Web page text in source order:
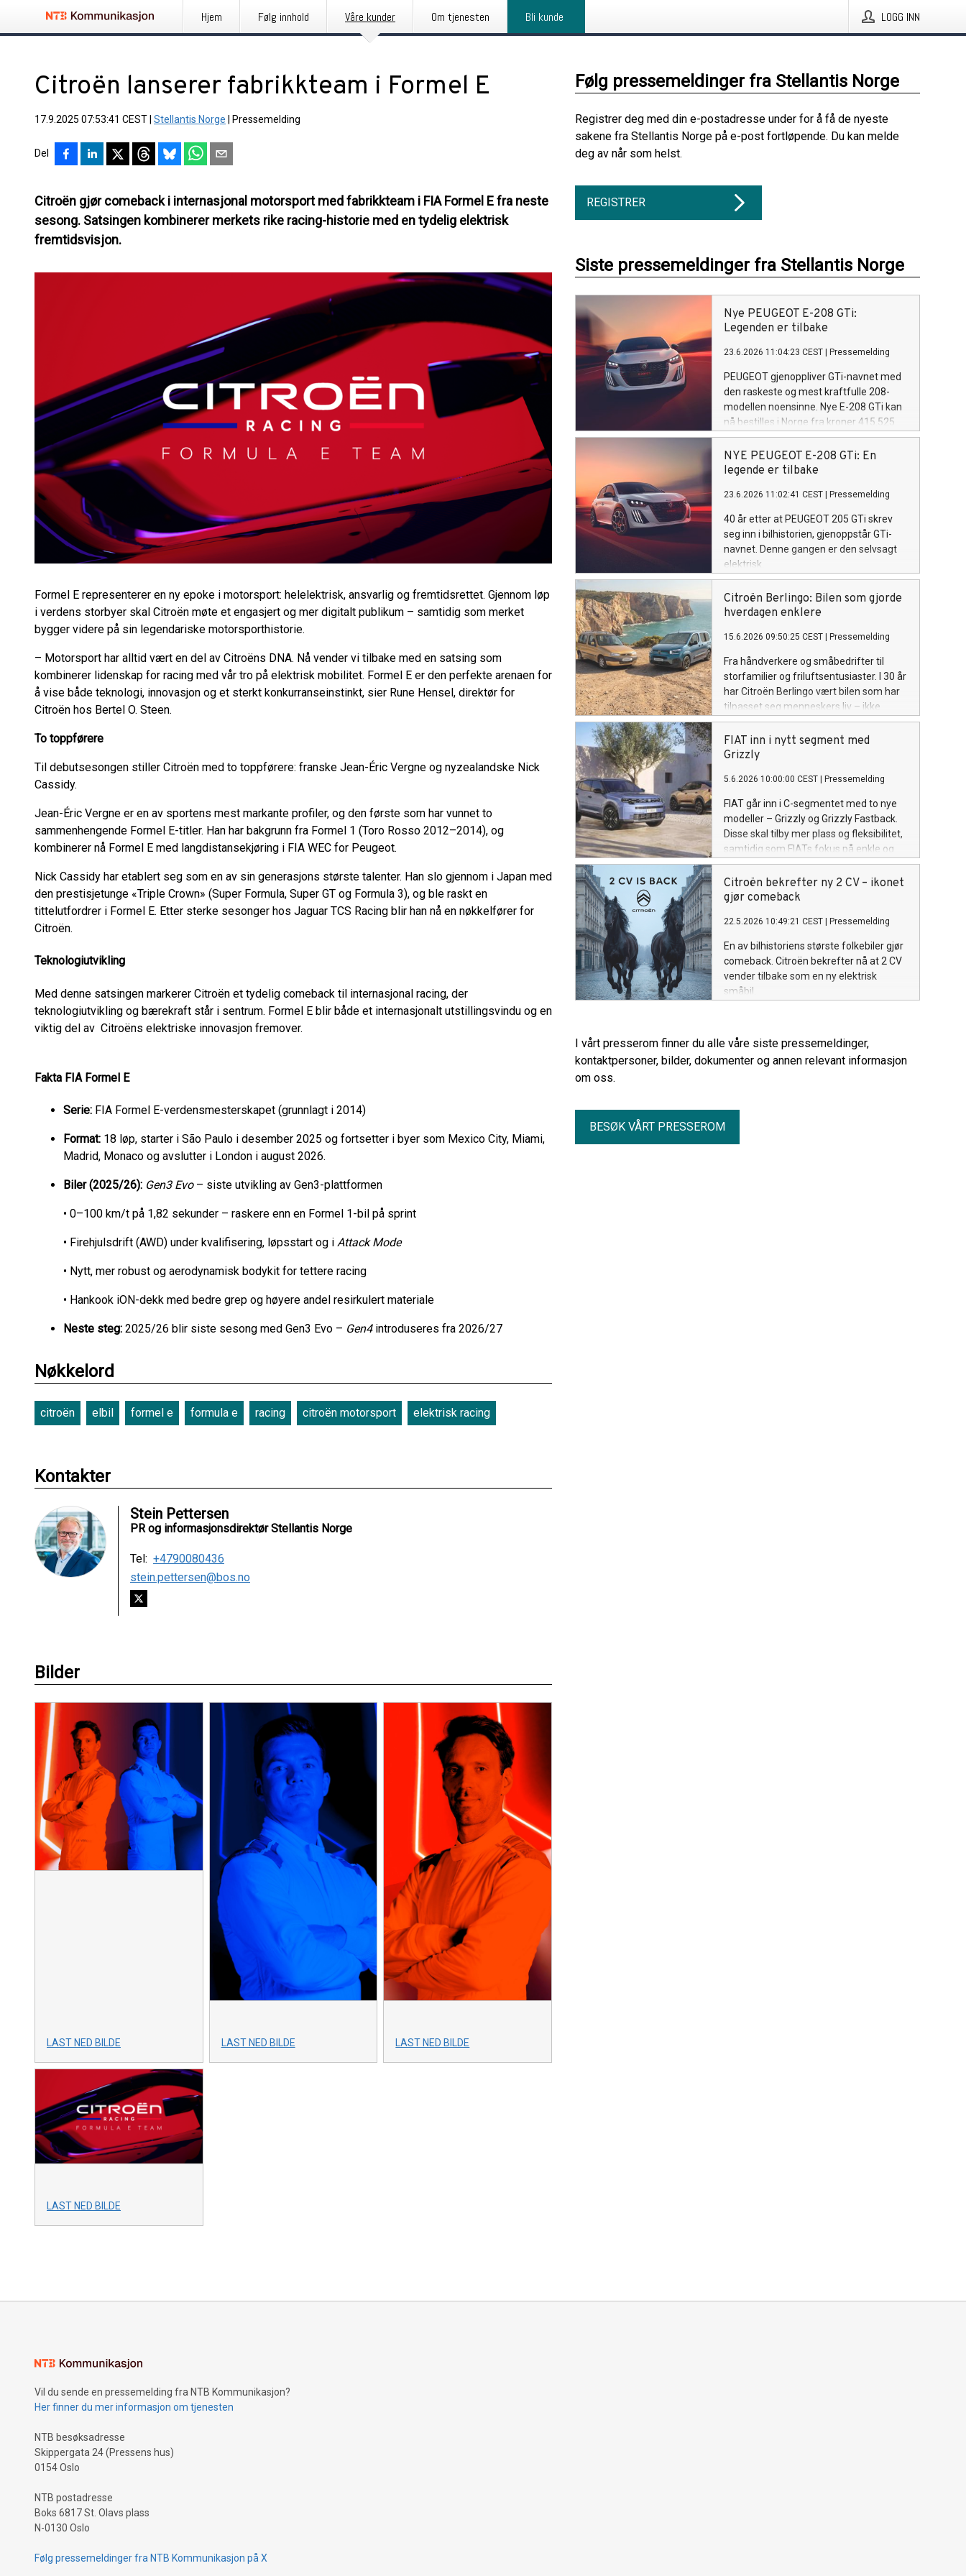
Hjem Følg innhold Våre kunder Om tjenesten Bli kunde LOGG INN
Citroën lanserer fabrikkteam i Formel E
17.9.2025 07:53:41 CEST Stellantis Norge Pressemelding
Del
Citroën gjør comeback i internasjonal motorsport med fabrikkteam i FIA Formel E fra neste
sesong. Satsingen kombinerer merkets rike racing-historie med en tydelig elektrisk
fremtidsvisjon.
Formel E representerer en ny epoke i motorsport: helelektrisk, ansvarlig og fremtidsrettet. Gjennom løp
i verdens storbyer skal Citroën møte et engasjert og mer digitalt publikum – samtidig som merket
bygger videre på sin legendariske motorsporthistorie.
– Motorsport har alltid vært en del av Citroëns DNA. Nå vender vi tilbake med en satsing som
kombinerer lidenskap for racing med vår tro på elektrisk mobilitet. Formel E er den perfekte arenaen for
å vise både teknologi, innovasjon og et sterkt konkurranseinstinkt, sier Rune Hensel, direktør for
Citroën hos Bertel O. Steen.
To toppførere
Til debutsesongen stiller Citroën med to toppførere: franske Jean-Éric Vergne og nyzealandske Nick
Cassidy.
Jean-Éric Vergne er en av sportens mest markante profiler, og den første som har vunnet to
sammenhengende Formel E-titler. Han har bakgrunn fra Formel 1 (Toro Rosso 2012–2014), og
kombinerer nå Formel E med langdistansekjøring i FIA WEC for Peugeot.
Nick Cassidy har etablert seg som en av sin generasjons største talenter. Han slo gjennom i Japan med
den prestisjetunge «Triple Crown» (Super Formula, Super GT og Formula 3), og ble raskt en
tittelutfordrer i Formel E. Etter sterke sesonger hos Jaguar TCS Racing blir han nå en nøkkelfører for
Citroën.
Teknologiutvikling
Med denne satsingen markerer Citroën et tydelig comeback til internasjonal racing, der
teknologiutvikling og bærekraft står i sentrum. Formel E blir både et internasjonalt utstillingsvindu og en
viktig del av Citroëns elektriske innovasjon fremover.
Fakta FIA Formel E
Serie: FIA Formel E-verdensmesterskapet (grunnlagt i 2014)
Format: 18 løp, starter i São Paulo i desember 2025 og fortsetter i byer som Mexico City, Miami,
Madrid, Monaco og avslutter i London i august 2026.
Biler (2025/26): Gen3 Evo– siste utvikling av Gen3-plattformen
• 0–100 km/t på 1,82 sekunder – raskere enn en Formel 1-bil på sprint
• Firehjulsdrift (AWD) under kvalifisering, løpsstart og i Attack Mode
• Nytt, mer robust og aerodynamisk bodykit for tettere racing
• Hankook iON-dekk med bedre grep og høyere andel resirkulert materiale
Neste steg: 2025/26 blir siste sesong med Gen3 Evo – Gen4introduseres fra 2026/27
Nøkkelord
citroën elbil formel e formula e racing citroën motorsport elektrisk racing
Kontakter
Stein Pettersen
PR og informasjonsdirektør Stellantis Norge
Tel: +4790080436
stein.pettersen@bos.no
Bilder
LAST NED BILDE LAST NED BILDE LAST NED BILDE
LAST NED BILDE
Følg pressemeldinger fra Stellantis Norge
Registrer deg med din e-postadresse under for å få de nyeste
sakene fra Stellantis Norge på e-post fortløpende. Du kan melde
deg av når som helst.
REGISTRER
Siste pressemeldinger fra Stellantis Norge
Nye PEUGEOT E-208 GTi:
Legenden er tilbake
23.6.2026 11:04:23 CEST Pressemelding
PEUGEOT gjenoppliver GTi-navnet med
den raskeste og mest kraftfulle 208-
modellen noensinne. Nye E-208 GTi kan
nå bestilles i Norge fra kroner 415.525
pluss levering.
NYE PEUGEOT E-208 GTi: En
legende er tilbake
23.6.2026 11:02:41 CEST Pressemelding
40 år etter at PEUGEOT 205 GTi skrev
seg inn i bilhistorien, gjenoppstår GTi-
navnet. Denne gangen er den selvsagt
elektrisk.
Citroën Berlingo: Bilen som gjorde
hverdagen enklere
15.6.2026 09:50:25 CEST Pressemelding
Fra håndverkere og småbedrifter til
storfamilier og friluftsentusiaster. I 30 år
har Citroën Berlingo vært bilen som har
tilpasset seg menneskers liv – ikke
omvendt.
FIAT inn i nytt segment med
Grizzly
5.6.2026 10:00:00 CEST Pressemelding
FIAT går inn i C-segmentet med to nye
modeller – Grizzly og Grizzly Fastback.
Disse skal tilby mer plass og fleksibilitet,
samtidig som FIATs fokus på enkle og
tilgjengelige biler videreføres.
Citroën bekrefter ny 2 CV – ikonet
gjør comeback
22.5.2026 10:49:21 CEST Pressemelding
En av bilhistoriens største folkebiler gjør
comeback. Citroën bekrefter nå at 2 CV
vender tilbake som en ny elektrisk
småbil.
I vårt presserom finner du alle våre siste pressemeldinger,
kontaktpersoner, bilder, dokumenter og annen relevant informasjon
om oss.
BESØK VÅRT PRESSEROM
Vil du sende en pressemelding fra NTB Kommunikasjon?
Her finner du mer informasjon om tjenesten
NTB besøksadresse
Skippergata 24 (Pressens hus)
0154 Oslo
NTB postadresse
Boks 6817 St. Olavs plass
N-0130 Oslo
Følg pressemeldinger fra NTB Kommunikasjon på X